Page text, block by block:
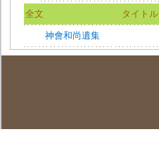
全文 タイトル
神會和尚遺集